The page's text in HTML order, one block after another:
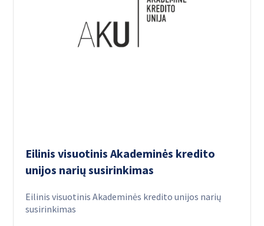
Eilinis visuotinis Akademinės kredito
unijos narių susirinkimas
Eilinis visuotinis Akademinės kredito unijos narių
susirinkimas